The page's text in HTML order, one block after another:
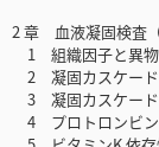
2 章 血液凝固検査（
1 組織因子と異物
2 凝固カスケード
3 凝固カスケード
4 プロトロンビン